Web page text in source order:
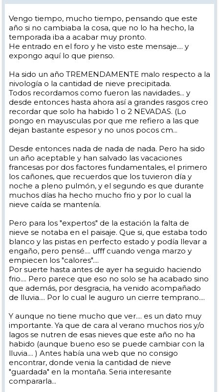
Vengo tiempo, mucho tiempo, pensando que este
año si no cambiaba la cosa, que no lo ha hecho, la
temporada iba a acabar muy pronto.
He entrado en el foro y he visto este mensaje.... y
expongo aquí lo que pienso.
Ha sido un año TREMENDAMENTE malo respecto a la
nivología o la cantidad de nieve precipitada.
Todos recordamos como fueron las navidades... y
desde entonces hasta ahora así a grandes rasgos creo
recordar que solo ha habido 1 o 2 NEVADAS. (Lo
pongo en mayusculas por que me refiero a las que
dejan bastante espesor y no unos pocos cm...
Desde entonces nada de nada de nada. Pero ha sido
un año aceptable y han salvado las vacaciones
francesas por dos factores fundamentales, el primero
los cañones, que recuerdos que los tuvieron día y
noche a pleno pulmón, y el segundo es que durante
muchos días ha hecho mucho frio y por lo cual la
nieve caída se mantenía.
Pero para los "expertos" de la estación la falta de
nieve se notaba en el paisaje. Que si, que estaba todo
blanco y las pistas en perfecto estado y podía llevar a
engaño, pero pensé.... ufff cuando venga marzo y
empiecen los "calores"....
Por suerte hasta antes de ayer ha seguido haciendo
frio.... Pero parece que eso no solo se ha acabado sino
que además, por desgracia, ha venido acompañado
de lluvia.... Por lo cual le auguro un cierre temprano....
Y aunque no tiene mucho que ver.... es un dato muy
importante. Ya que de cara al verano muchos rios y/o
lagos se nutren de esas nieves que este año no ha
habido (aunque bueno eso se puede cambiar con la
lluvia.... ) Antes había una web que no consigo
encontrar, donde venia la cantidad de nieve
"guardada" en la montaña. Seria interesante
compararla...